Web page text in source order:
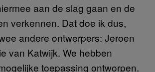
aan de slag gaan en de
verkennen. Dat doe ik dus,
andere ontwerpers: Jeroen
van Katwijk. We hebben
toepassing ontworpen.